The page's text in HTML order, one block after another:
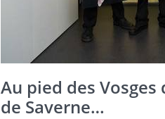
Au pied des Vosges
de Saverne…